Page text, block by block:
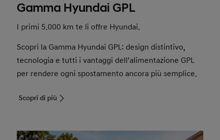
Gamma Hyundai GPL
I primi 5.000 km te li offre Hyundai.
Scopri la Gamma Hyundai GPL: design distintivo,
tecnologia e tutti i vantaggi dell’alimentazione GPL
per rendere ogni spostamento ancora più semplice.
Scopri di più